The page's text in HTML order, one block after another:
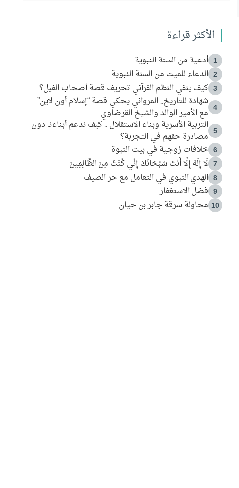
الأكثر قراءة
1 أدعية من السنة النبوية
2 الدعاء للميت من السنة النبوية
3 كيف ينفي النظم القرآني تحريف قصة أصحاب الفيل؟
4
شهادة للتاريخ.. المرواني يحكي قصة “إسلام أون لاين”
مع الأمير الوالد والشيخ القرضاوي
5
التربية الأسرية وبناء الاستقلال .. كيف ندعم أبناءنا دون
مصادرة حقهم في التجربة؟
6 خلافات زوجية في بيت النبوة
7 لَا إِلَهَ إِلَّا أَنْتَ سُبْحَانَكَ إِنِّي كُنْتُ مِنَ الظَّالِمِينَ
8 الهدي النبوي في التعامل مع حر الصيف
9 فضل الاستغفار
10 محاولة سرقة جابر بن حيان